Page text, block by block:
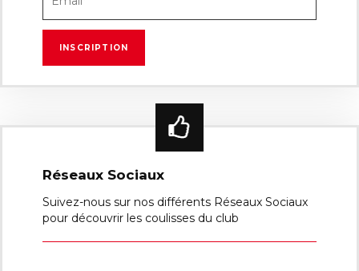
Réseaux Sociaux
Suivez-nous sur nos différents Réseaux Sociaux
pour découvrir les coulisses du club